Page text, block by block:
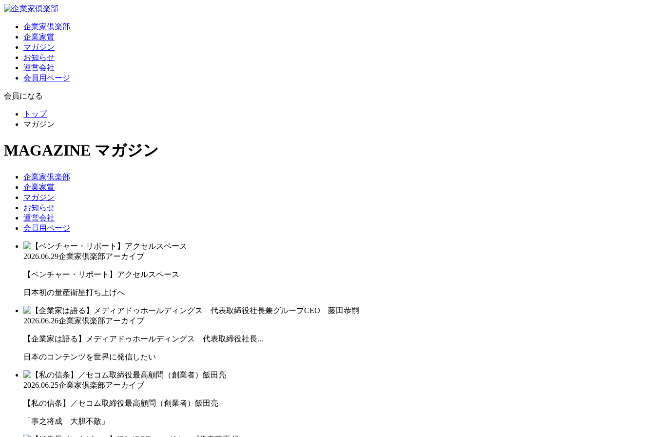
企業家倶楽部
企業家賞
マガジン
お知らせ
運営会社
会員用ページ
会員になる
トップ
マガジン
MAGAZINE マガジン
企業家倶楽部
企業家賞
マガジン
お知らせ
運営会社
会員用ページ
2026.06.29企業家倶楽部アーカイブ
【ベンチャー・リポート】アクセルスペース
日本初の量産衛星打ち上げへ
2026.06.26企業家倶楽部アーカイブ
【企業家は語る】メディアドゥホールディングス 代表取締役社長...
日本のコンテンツを世界に発信したい
2026.06.25企業家倶楽部アーカイブ
【私の信条】／セコム取締役最高顧問（創業者）飯田亮
「事之将成 大胆不敵」